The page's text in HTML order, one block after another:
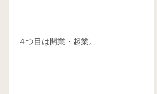
４つ目は開業・起業。